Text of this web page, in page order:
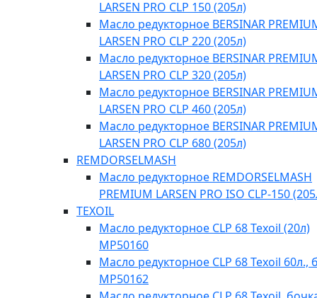
LARSEN PRO CLP 150 (205л)
Масло редукторное BERSINAR
LARSEN PRO CLP 220 (205л)
Масло редукторное BERSINAR
LARSEN PRO CLP 320 (205л)
Масло редукторное BERSINAR
LARSEN PRO CLP 460 (205л)
Масло редукторное BERSINAR
LARSEN PRO CLP 680 (205л)
REMDORSELMASH
Масло редукторное REMDORSELMASH
PREMIUM LARSEN PRO ISO CLP-150
TEXOIL
Масло редукторное CLP 68 Texoil (20л)
MP50160
Масло редукторное CLP 68 Texoil 60л.,
MP50162